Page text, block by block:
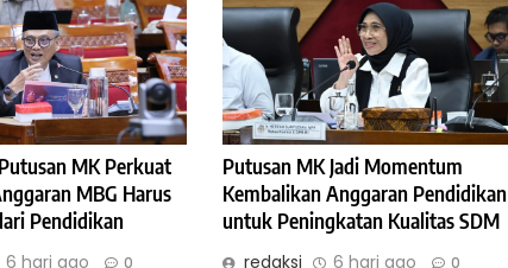
MK Perkuat
MBG Harus
Pendidikan
6 hari ago 0
Putusan MK Jadi Momentum
Kembalikan Anggaran Pendidikan
untuk Peningkatan Kualitas SDM
redaksi 6 hari ago 0